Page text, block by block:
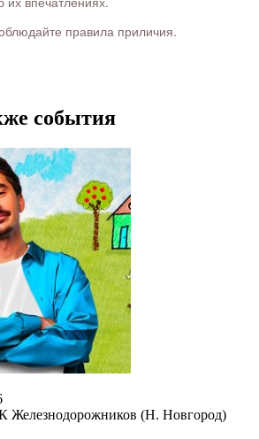
правила приличия.
события
Железнодорожников (Н. Новгород)